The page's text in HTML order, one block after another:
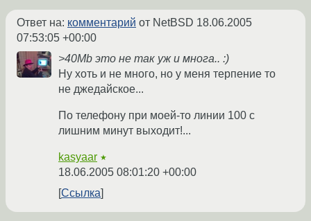
Ответ на: комментарий от NetBSD 18.06.2005
07:53:05 +00:00
>40Mb это не так уж и многа.. :)
Ну хоть и не много, но у меня терпение то
не джедайское...
По телефону при моей-то линии 100 с
лишним минут выходит!...
kasyaar ★
18.06.2005 08:01:20 +00:00
Ссылка